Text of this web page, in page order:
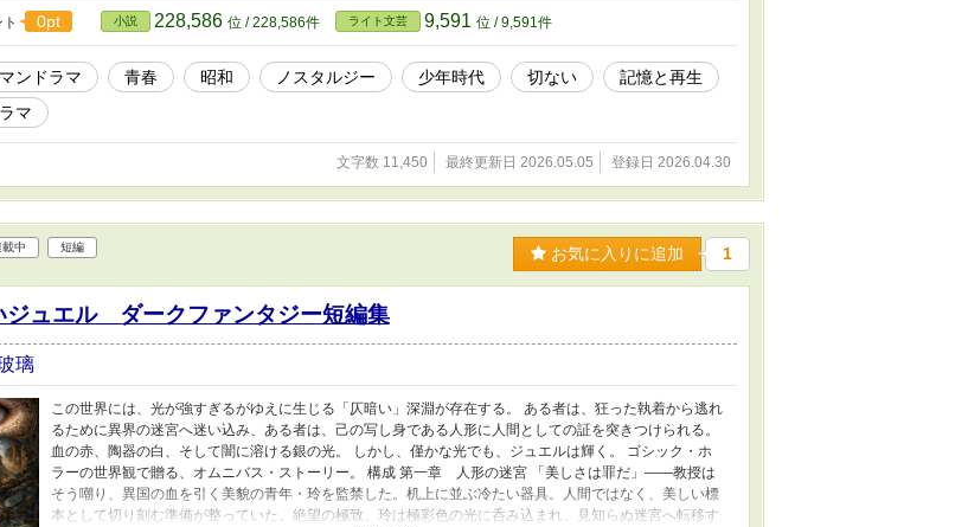
ト 0pt 小説 228,586 位 / 228,586件 ライト文芸 9,591 位 / 9,591件
ンドラマ 青春 昭和 ノスタルジー 少年時代 切ない
記憶と再生
マ
文字数 11,450 最終更新日 2026.05.05 登録日 2026.04.30
載中 短編 お気に入りに追加 1
ジュエル ダークファンタジー短編集
璃
この世界には、光が強すぎるがゆえに生じる「仄暗い」深淵が存在する。 ある者は、狂った執着から逃れ
るために異界の迷宮へ迷い込み、ある者は、己の写し身である人形に人間としての証を突きつけられる。
血の赤、陶器の白、そして闇に溶ける銀の光。 しかし、僅かな光でも、ジュエルは輝く。 ゴシック・ホ
ラーの世界観で贈る、オムニバス・ストーリー。 構成 第一章 人形の迷宮 「美しさは罪だ」——教授は
そう嘲り、異国の血を引く美貌の青年・玲を監禁した。机上に並ぶ冷たい器具。人間ではなく、美しい標
本として切り刻む準備が整っていた。絶望の極致、玲は極彩色の光に呑み込まれ、見知らぬ迷宮へ転移す